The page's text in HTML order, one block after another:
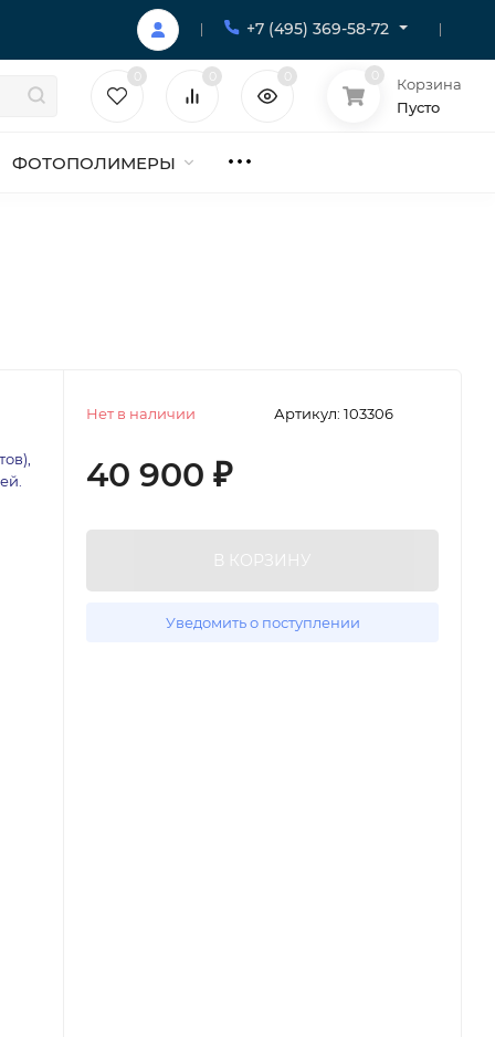
+7 (495) 369-58-72
Корзина
Пусто
ФОТОПОЛИМЕРЫ
Артикул: 103306
Нет в наличии
40 900₽
В КОРЗИНУ
Уведомить о поступлении